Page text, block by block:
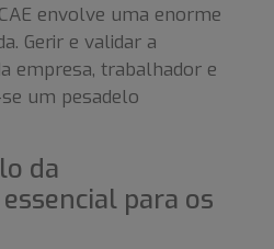
envolve uma enorme
Gerir e validar a
empresa, trabalhador e
um pesadelo
da
para os